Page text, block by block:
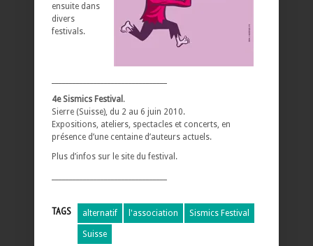
ensuite dans
divers
festivals.
4e Sismics Festival .
Sierre (Suisse), du 2 au 6 juin 2010.
Expositions, ateliers, spectacles et concerts, en
présence d’une centaine d’auteurs actuels.
Plus d’infos sur le site du festival.
TAGS alternatif l'association Sismics Festival
Suisse